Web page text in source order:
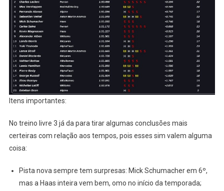
Itens importantes:
No treino livre 3 já da para tirar algumas conclusões mais
certeiras com relação aos tempos, pois esses sim valem alguma
coisa:
Pista nova sempre tem surpresas: Mick Schumacher em 6º,
mas a Haas inteira vem bem, omo no início da temporada;